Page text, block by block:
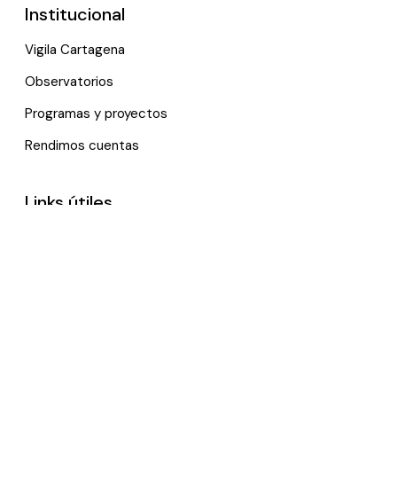
Institucional
Vigila Cartagena
Observatorios
Programas y proyectos
Rendimos cuentas
Links útiles